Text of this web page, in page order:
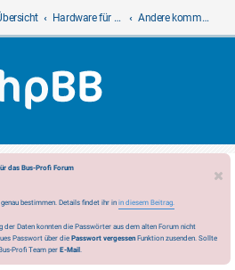
Hardware für LCN Andere kommerzielle Fremdanbieter
das Bus-Profi Forum
bestimmen. Details findet ihr in in diesem Beitrag.
der Daten konnten die Passwörter aus dem alten Forum nicht
Passwort über die Passwort vergessen Funktion zusenden. Sollte
Profi Team perE-Mail.